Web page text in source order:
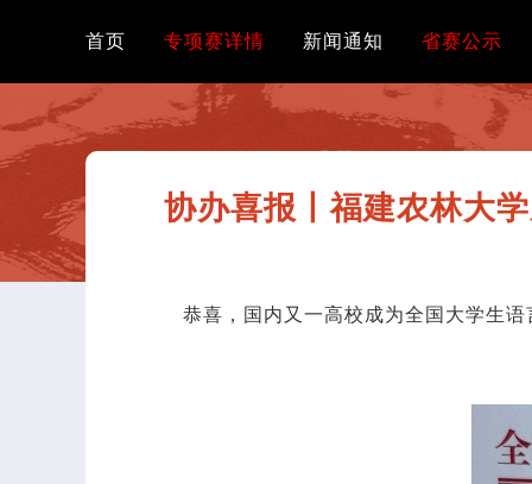
首页 专项赛详情 新闻通知 省赛公示
协办喜报丨福建农林大
恭喜，国内又一高校成为全国大学生